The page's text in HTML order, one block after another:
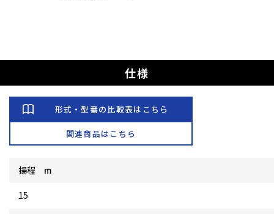
仕様
形式・型番の比較表はこちら
関連商品はこちら
揚程 m
15